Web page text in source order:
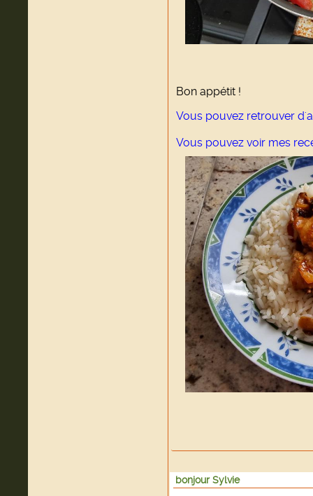
Bon appétit !
Vous pouvez retrouver
Vous pouvez voir mes
bonjour Sylvie